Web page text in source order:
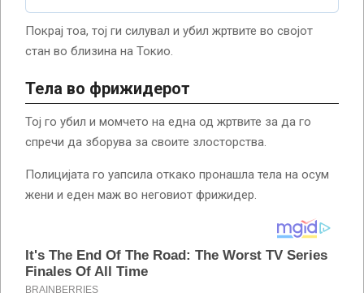
Покрај тоа, тој ги силувал и убил жртвите во својот
стан во близина на Токио.
Тела во фрижидерот
Тој го убил и момчето на една од жртвите за да го
спречи да зборува за своите злосторства.
Полицијата го уапсила откако пронашла тела на осум
жени и еден маж во неговиот фрижидер.